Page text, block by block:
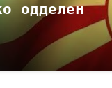
одделен